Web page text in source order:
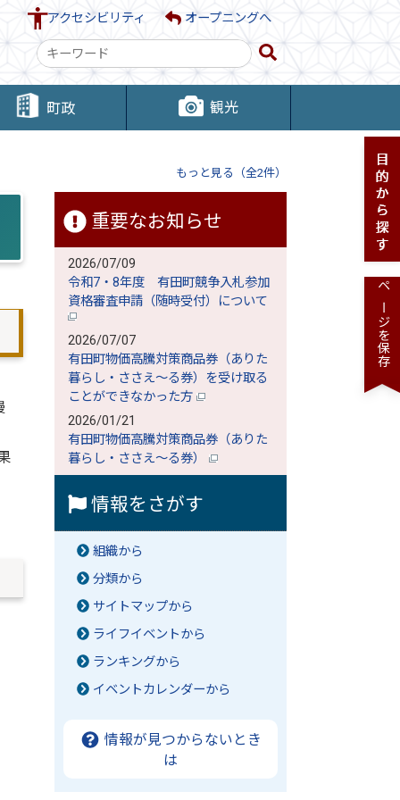
アクセシビリティ オープニングへ
検
索
キ
ー町政 観光
もっと見る（全2件）
重要なお知らせ
2026/07/09
令和7・8年度 有田町競争入札参加
資格審査申請（随時受付）について
2026/07/07
有田町物価高騰対策商品券（ありた
暮らし・ささえ～る券）を受け取る
ことができなかった方
2026/01/21
有田町物価高騰対策商品券（ありた
暮らし・ささえ～る券）
情報をさがす
組織から
分類から
サイトマップから
ライフイベントから
ランキングから
イベントカレンダーから
情報が見つからないとき
は
ページを保存